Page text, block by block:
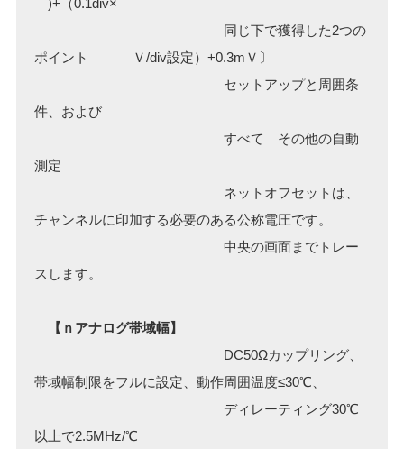
｜)+（0.1div×
同じ下で獲得した2つの
ポイント Ｖ/div設定）+0.3mＶ〕
セットアップと周囲条
件、および
すべて その他の自動
測定
ネットオフセットは、
チャンネルに印加する必要のある公称電圧です。
中央の画面までトレー
スします。
【ｎアナログ帯域幅】
DC50Ωカップリング、
帯域幅制限をフルに設定、動作周囲温度≤30℃、
ディレーティング30℃
以上で2.5MHz/℃